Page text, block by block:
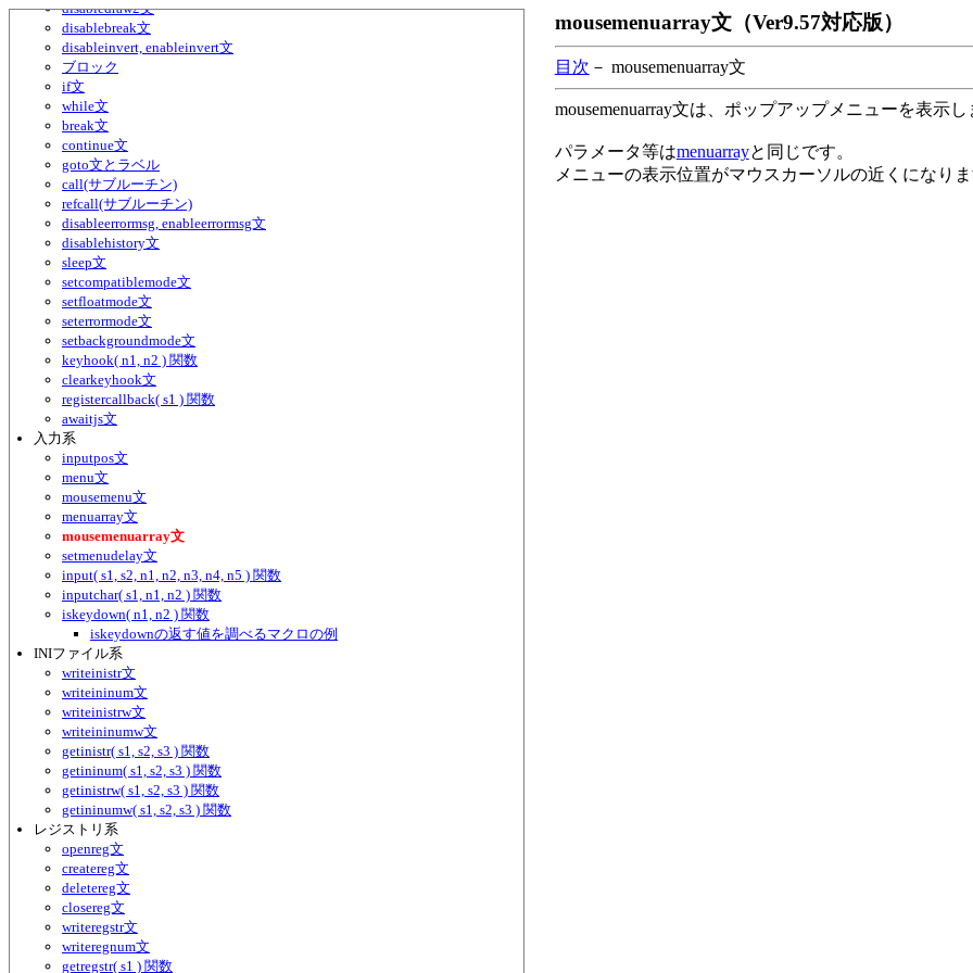
disabledraw2文
disablebreak文
disableinvert, enableinvert文
ブロック
if文
while文
break文
continue文
goto文とラベル
call(サブルーチン)
refcall(サブルーチン)
disableerrormsg, enableerrormsg文
disablehistory文
sleep文
setcompatiblemode文
setfloatmode文
seterrormode文
setbackgroundmode文
keyhook( n1, n2 ) 関数
clearkeyhook文
registercallback( s1 ) 関数
awaitjs文
入力系
inputpos文
menu文
mousemenu文
menuarray文
mousemenuarray文
setmenudelay文
input( s1, s2, n1, n2, n3, n4, n5 ) 関数
inputchar( s1, n1, n2 ) 関数
iskeydown( n1, n2 ) 関数
iskeydownの返す値を調べるマクロの例
INIファイル系
writeinistr文
writeininum文
writeinistrw文
writeininumw文
getinistr( s1, s2, s3 ) 関数
getininum( s1, s2, s3 ) 関数
getinistrw( s1, s2, s3 ) 関数
getininumw( s1, s2, s3 ) 関数
レジストリ系
openreg文
createreg文
deletereg文
closereg文
writeregstr文
writeregnum文
getregstr( s1 ) 関数
mousemenuarray文（Ver9.57対応版）
目次 － mousemenuarray文
mousemenuarray文は、ポップアップメニューを表示し
パラメータ等はmenuarrayと同じです。
メニューの表示位置がマウスカーソルの近くになりま